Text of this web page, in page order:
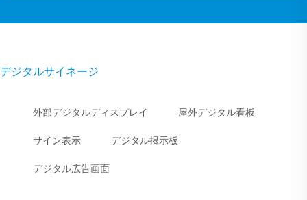
デジタルサイネージ
外部デジタルディスプレイ 屋外デジタル看板
サイン表示 デジタル掲示板
デジタル広告画面